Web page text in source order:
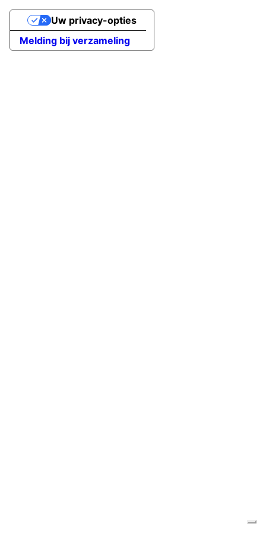
Melding bij verzameling
Uw privacy-opties